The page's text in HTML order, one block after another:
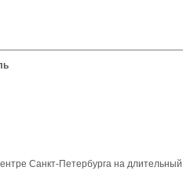
Санкт-Петербурга на